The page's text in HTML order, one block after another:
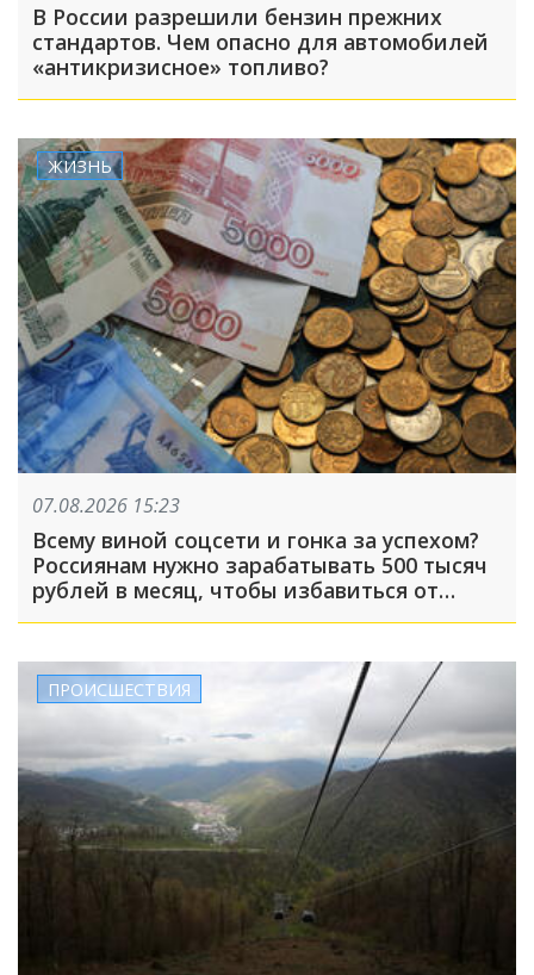
В России разрешили бензин прежних
стандартов. Чем опасно для автомобилей
«антикризисное» топливо?
ЖИЗНЬ
07.08.2026 15:23
Всему виной соцсети и гонка за успехом?
Россиянам нужно зарабатывать 500 тысяч
рублей в месяц, чтобы избавиться от
ПРОИСШЕСТВИЯ